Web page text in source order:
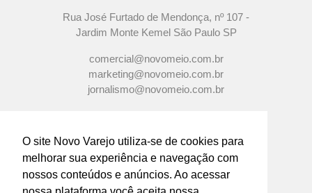
O site Novo Varejo utiliza-se de cookies para
melhorar sua experiência e navegação com
nossos conteúdos e anúncios. Ao acessar
Rua José Furtado de Mendonça, nº 107 -
Jardim Monte Kemel São Paulo SP
comercial@novomeio.com.br
marketing@novomeio.com.br
jornalismo@novomeio.com.br
CONFIRA AS NOSSAS REDES
SOCIAIS